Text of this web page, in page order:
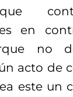
en
no
acto de
este un